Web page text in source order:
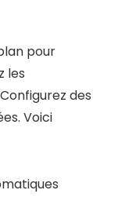
pour
les
des
Voici